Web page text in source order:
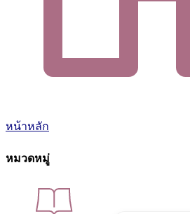
หน้าหลัก
หมวดหมู่